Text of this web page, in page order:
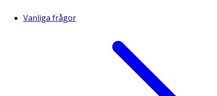
Vanliga frågor